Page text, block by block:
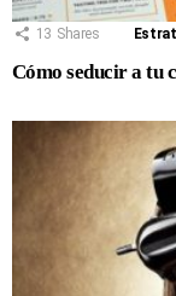
13 Shares
Cómo seducir a tu